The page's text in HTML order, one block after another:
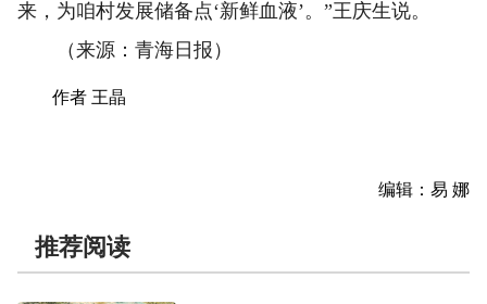
来，为咱村发展储备点‘新鲜血液’。”王庆生说。
（来源：青海日报）
作者 王晶
编辑：易 娜
推荐阅读